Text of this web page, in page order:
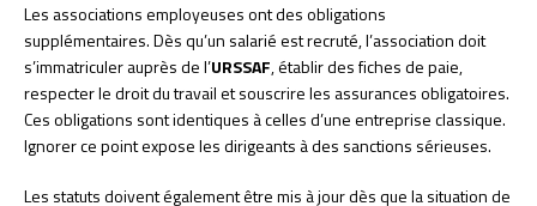
Les associations employeuses ont des obligations
supplémentaires. Dès qu’un salarié est recruté, l’association doit
s’immatriculer auprès de l’URSSAF, établir des fiches de paie,
respecter le droit du travail et souscrire les assurances obligatoires.
Ces obligations sont identiques à celles d’une entreprise classique.
Ignorer ce point expose les dirigeants à des sanctions sérieuses.
Les statuts doivent également être mis à jour dès que la situation de